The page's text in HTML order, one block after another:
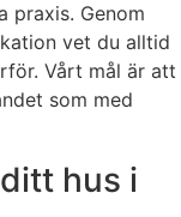
praxis. Genom
vet du alltid
Vårt mål är att
som med
hus i